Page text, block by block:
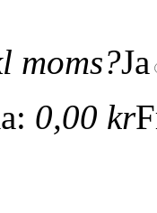
moms?Ja
0,00 kr